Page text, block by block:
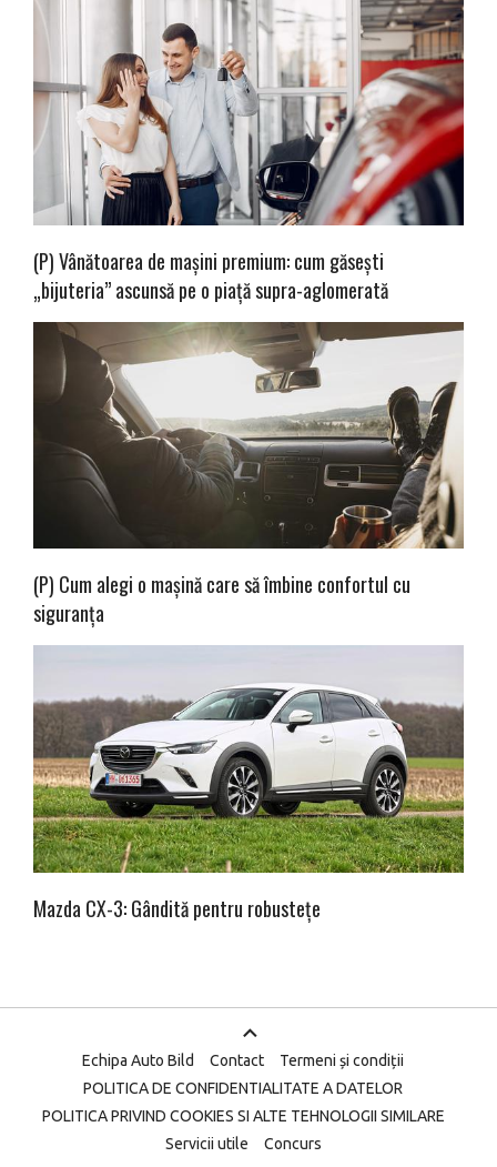
(P) Vânătoarea de mașini premium: cum găsești
„bijuteria” ascunsă pe o piață supra-aglomerată
(P) Cum alegi o mașină care să îmbine confortul cu
siguranța
Mazda CX-3: Gândită pentru robustețe
Echipa Auto Bild Contact
Termeni și condiții
POLITICA DE CONFIDENTIALITATE A DATELOR
POLITICA PRIVIND COOKIES SI ALTE TEHNOLOGII SIMILARE
Servicii utile
Concurs